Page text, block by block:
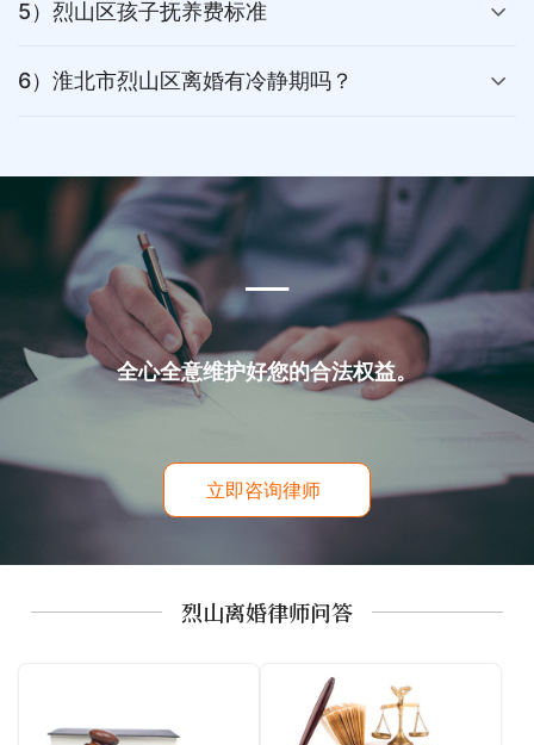
5）烈山区孩子抚养费标准
6）淮北市烈山区离婚有冷静期吗？
___
全心全意维护好您的合法权益。
立即咨询律师
烈山离婚律师问答